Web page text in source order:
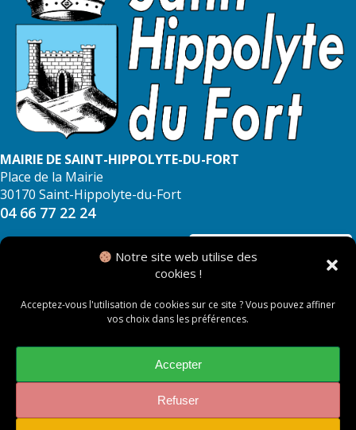
Notre site web utilise des
cookies !
Acceptez-vous l'utilisation de cookies sur ce site ? Vous pouvez affiner
vos choix dans les préférences.
Accepter
Refuser
MAIRIE DE SAINT-HIPPOLYTE-DU-FORT
Place de la Mairie
30170 Saint-Hippolyte-du-Fort
04 66 77 22 24
NOUS CONTACTER
Mentions légales
Politique des cookies